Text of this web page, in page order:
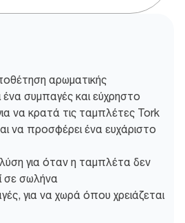
αρωματικής
συμπαγές και εύχρηστο
να κρατά τις ταμπλέτες Tork
να προσφέρει ένα ευχάριστο
για όταν η ταμπλέτα δεν
σε σωλήνα
για να χωρά όπου χρειάζεται